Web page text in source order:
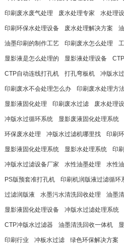
印刷废水废气处理 废水处理专家 水处理
印刷环保水处理设备 废水处理解决方案
油墨印刷的制作工艺 印刷废水怎么处理
显影液是怎么处理的 显影液处理设备
CTP自动连线打孔机 打孔弯板机 冲版水
印刷废水不会处理怎么办 印刷废水处理方
显影液固化处理 印刷废水过滤 废水处理
冲版水过循环系统 显影废液固化处理系统
环保废水处理 冲版水过滤机哪里找 印刷
显影液固化处理系统 显影水处理系统 印
冲版水过滤设备厂家 水性油墨处理 水性
PS版预套准打孔机 印刷机润版液过滤循环
过滤润版液 水墨污水清洗回收处理 油墨
显影液固化处理设备 冲版水过滤处理系统
CTP冲版水过滤器 油墨清洗回收一体机
印刷行业 冲板水过滤 绿色环保解决方案